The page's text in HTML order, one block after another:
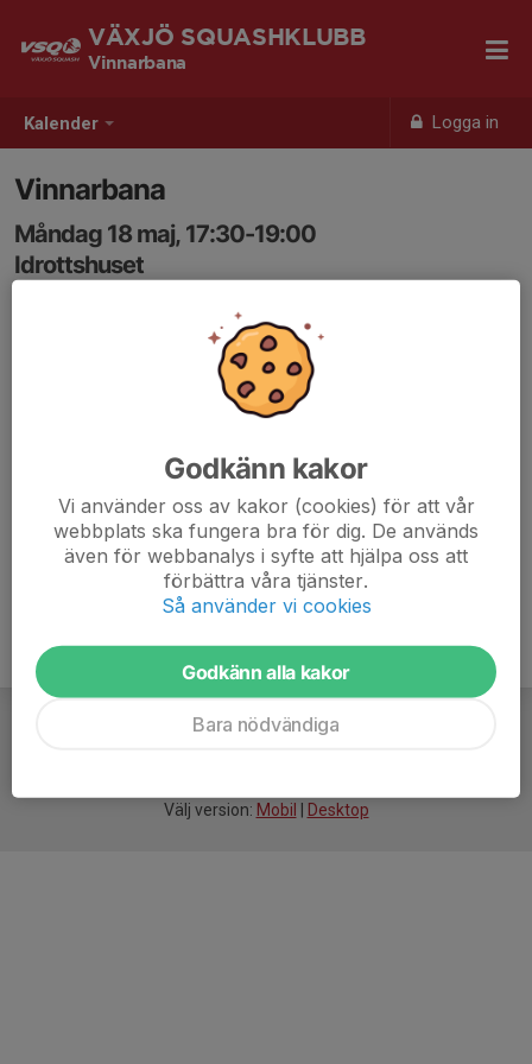
Kalender Logga in
VÄXJÖ SQUASHKLUBB
Vinnarbana
Vinnarbana
Måndag 18 maj, 17:30-19:00
Idrottshuset
Vid deltagande av minst 9 spelare utlovas ett pris till
kör vi igång 6-minuters matcher.
Välj version: Mobil Desktop
Godkänn kakor
Vi använder oss av kakor (cookies) för att vår
webbplats ska fungera bra för dig. De används
även för webbanalys i syfte att hjälpa oss att
förbättra våra tjänster.
Så använder vi cookies
Godkänn alla kakor
Bara nödvändiga